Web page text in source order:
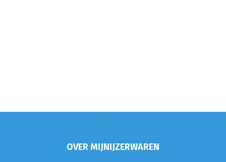
OVER MIJNIJZERWAREN